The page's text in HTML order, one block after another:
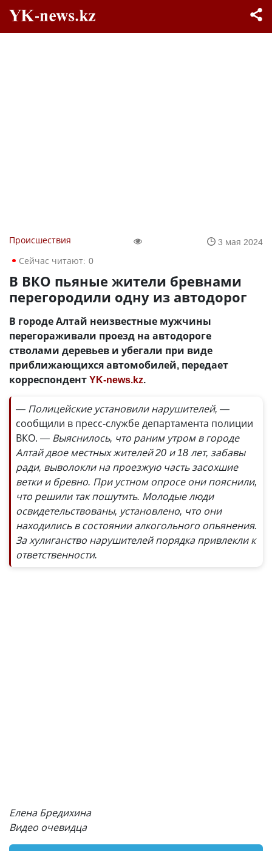
Происшествия
3 мая 2024
Сейчас читают: 0
В ВКО пьяные жители бревнами
перегородили одну из автодорог
В городе Алтай неизвестные мужчины
перегораживали проезд на автодороге
стволами деревьев и убегали при виде
приближающихся автомобилей, передает
корреспондентYK-news.kz.
— Полицейские установили нарушителей, —
сообщили в пресс-службе департамента полиции
ВКО. — Выяснилось, что раним утром в городе
Алтай двое местных жителей 20 и 18 лет, забавы
ради, выволокли на проезжую часть засохшие
ветки и бревно. При устном опросе они пояснили,
что решили так пошутить. Молодые люди
освидетельствованы, установлено, что они
находились в состоянии алкогольного опьянения.
За хулиганство нарушителей порядка привлекли к
ответственности.
Елена Бредихина
Видео очевидца